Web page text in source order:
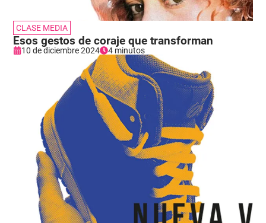
CLASE MEDIA
Esos gestos de coraje que transforman
10 de diciembre 2024 4 minutos